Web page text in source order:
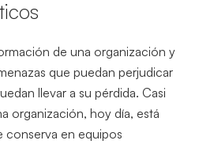
de una organización y
que puedan perjudicar
llevar a su pérdida. Casi
organización, hoy día, está
conserva en equipos